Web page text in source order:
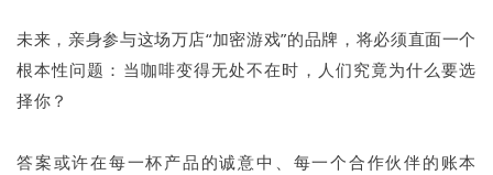
未来，亲身参与这场万店“加密游戏”的品牌，将必须直面一个
根本性问题：当咖啡变得无处不在时，人们究竟为什么要选
择你？
答案或许在每一杯产品的诚意中、每一个合作伙伴的账本